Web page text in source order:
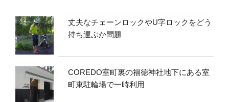
丈夫なチェーンロックやU字ロックをどう
持ち運ぶか問題
COREDO室町裏の福徳神社地下にある室
町東駐輪場で一時利用